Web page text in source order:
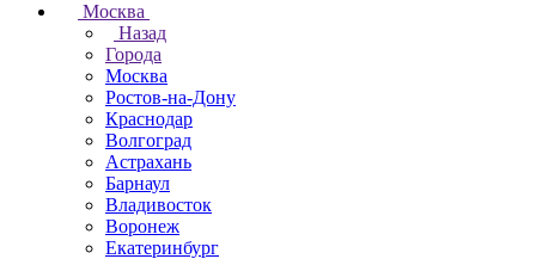
Москва
Назад
Города
Москва
Ростов-на-Дону
Краснодар
Волгоград
Астрахань
Барнаул
Владивосток
Воронеж
Екатеринбург